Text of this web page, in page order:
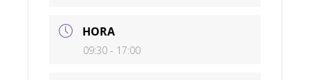
HORA
09:30 - 17:00